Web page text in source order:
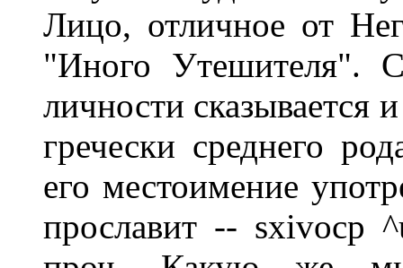
Лицо, отличное от
"Иного Утешителя".
личности сказывается
гречески среднего
его местоимение
прославит --